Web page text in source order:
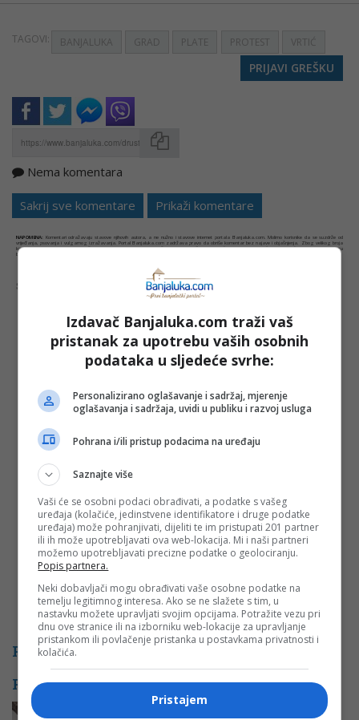
TAGOVI: BANJALUKA GRAD PLATE PROTEST VRTIĆ
PRIJAVI GREŠKU
Nema komentara
Sakrij sve komentare Prikaži komentare
NAPOMENA: Komentari odražavaju stavove njihovih autora, a ne nužno i stavove internet portala Banjaluka.com. Molimo korisnike da se suzdrže od
vrijeđanja, psovanja i vulgarnog izražavanja. Portal Banjaluka.com zadržava pravo da obriše komentar bez najave i objašnjenja. Zbog velikog broja
komentara Banjaluka.com nije dužan obrisati sve komentare koji krše pravila. Kao čitalac takođe prihvatate mogućnost da među komentarima mogu
biti pronađeni sadržaji koji mogu biti u suprotnosti sa vašim vjerskim, moralnim i drugim načelima i uvjerenjima.
Šta mislite o ovoj temi?
Vaša e-mail adresa neće biti objavljena. Sva polja su
Ime*
Email
Komentar
PROMO
POVEZANE VIJESTI
Pet dana bez vode: Mještani
Izdavač Banjaluka.com traži vaš
pristanak za upotrebu vaših osobnih
podataka u sljedeće svrhe:
Personalizirano oglašavanje i sadržaj, mjerenje
oglašavanja i sadržaja, uvidi u publiku i razvoj usluga
Pohrana i/ili pristup podacima na uređaju
Saznajte više
Vaši će se osobni podaci obrađivati, a podatke s vašeg
uređaja (kolačiće, jedinstvene identifikatore i druge podatke
uređaja) može pohranjivati, dijeliti te im pristupati 201 partner
ili ih može upotrebljavati ova web-lokacija. Mi i naši partneri
možemo upotrebljavati precizne podatke o geolociranju.
Popis partnera.
Neki dobavljači mogu obrađivati vaše osobne podatke na
temelju legitimnog interesa. Ako se ne slažete s tim, u
nastavku možete upravljati svojim opcijama. Potražite vezu pri
dnu ove stranice ili na izborniku web-lokacije za upravljanje
pristankom ili povlačenje pristanka u postavkama privatnosti i
kolačića.
Pristajem